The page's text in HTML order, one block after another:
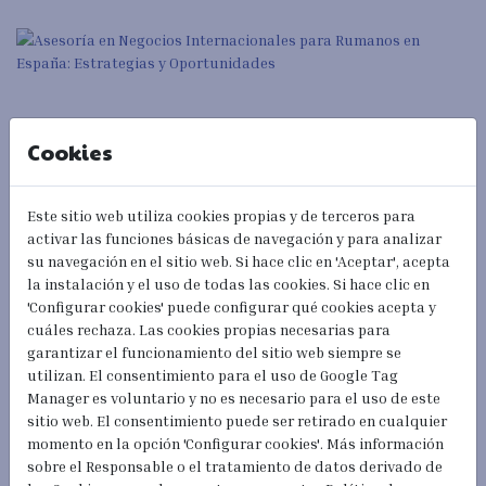
28/07/2024
Asesoría en Negocios Internacionales
para Rumanos en España: Estrategias y
Oportunidades
Leer más arrow_forward
Cookies
Este sitio web utiliza cookies propias y de terceros para
activar las funciones básicas de navegación y para analizar
su navegación en el sitio web. Si hace clic en 'Aceptar', acepta
la instalación y el uso de todas las cookies. Si hace clic en
'Configurar cookies' puede configurar qué cookies acepta y
cuáles rechaza. Las cookies propias necesarias para
garantizar el funcionamiento del sitio web siempre se
utilizan. El consentimiento para el uso de Google Tag
Manager es voluntario y no es necesario para el uso de este
sitio web. El consentimiento puede ser retirado en cualquier
momento en la opción 'Configurar cookies'. Más información
sobre el Responsable o el tratamiento de datos derivado de